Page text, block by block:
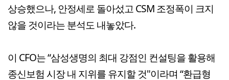
상승했으나, 안정세로 돌아섰고 CSM 조정폭이 크지
않을 것이라는 분석도 내놓았다.
이 CFO는 “삼성생명의 최대 강점인 컨설팅을 활용해
종신보험 시장 내 지위를 유지할 것"이라며 “환급형